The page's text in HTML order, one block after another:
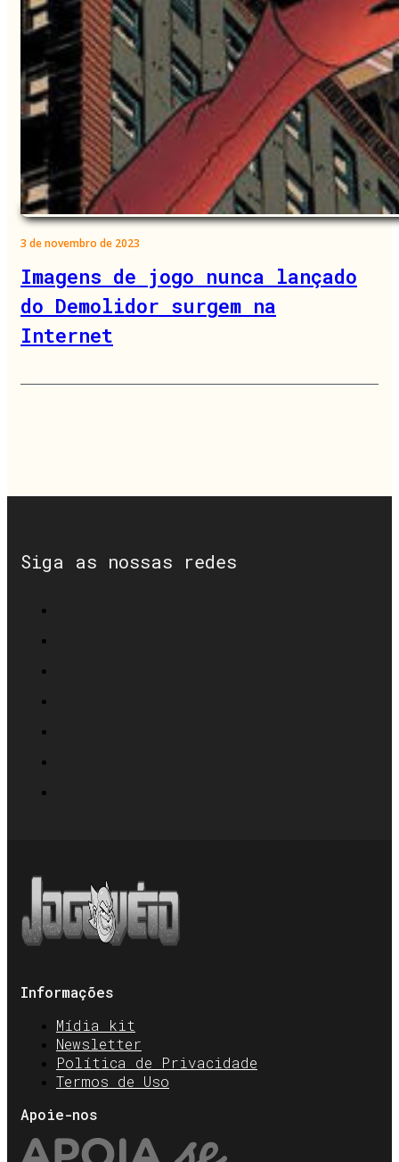
3 de novembro de 2023
Imagens de jogo nunca lançado
do Demolidor surgem na
Internet
Siga as nossas redes
Informações
Mídia kit
Newsletter
Política de Privacidade
Termos de Uso
Apoie-nos